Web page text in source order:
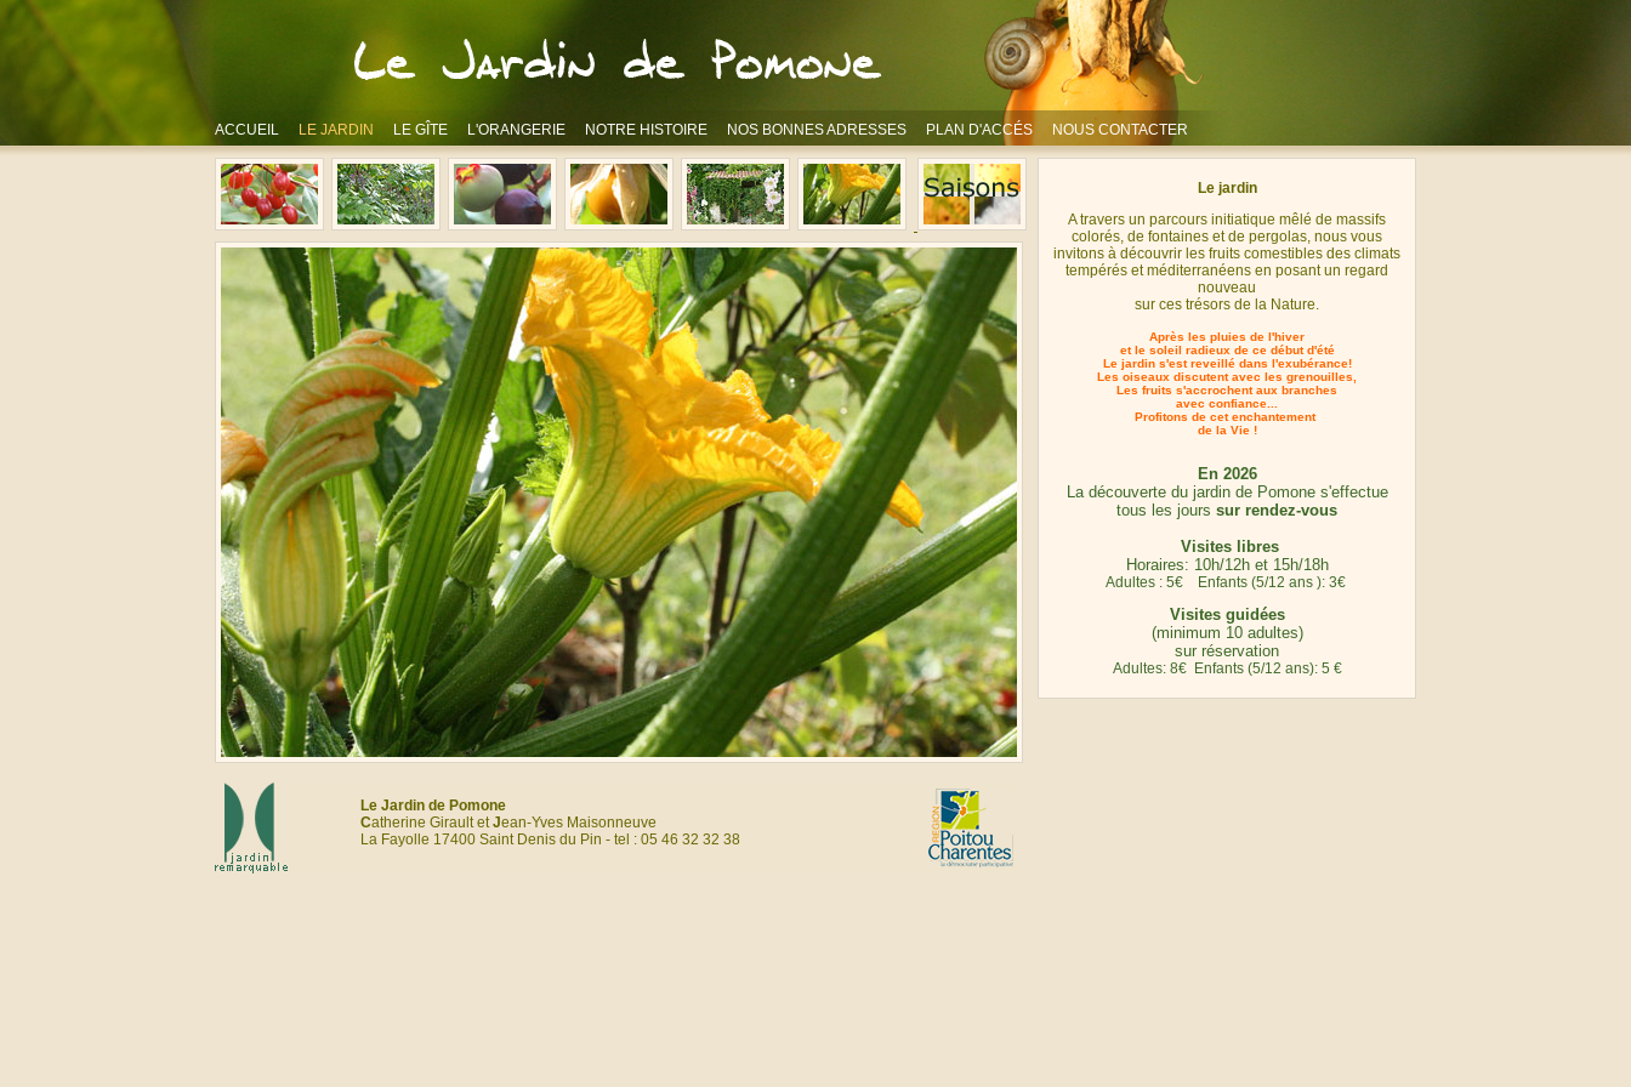
ACCUEIL LE JARDIN LE GÎTE L'ORANGERIE NOTRE HISTOIRE NOS BONNES ADRESSES PLAN D'ACCÉS NOUS CONTACTER
Le jardin
A travers un parcours initiatique mêlé de massifs
colorés, de fontaines et de pergolas, nous vous
invitons à découvrir les fruits comestibles des climats
tempérés et méditerranéens en posant un regard
nouveau
sur ces trésors de la Nature.
Après les pluies de l'hiver
et le soleil radieux de ce début d'été
Le jardin s'est reveillé dans l'exubérance!
Les oiseaux discutent avec les grenouilles,
Les fruits s'accrochent aux branches
avec confiance...
Profitons de cet enchantement
de la Vie !
En 2026
La découverte du jardin de Pomone s'effectue
tous les jours sur rendez-vous
Visites libres
Horaires: 10h/12h et 15h/18h
Adultes : 5€ Enfants (5/12 ans ): 3€
Visites guidées
(minimum 10 adultes)
sur réservation
Adultes: 8€ Enfants (5/12 ans): 5 €
Le Jardin de Pomone
Catherine Girault etJean-Yves Maisonneuve
La Fayolle 17400 Saint Denis du Pin - tel : 05 46 32 32 38